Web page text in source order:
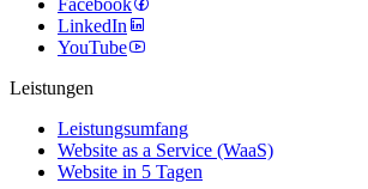
Facebook
LinkedIn
YouTube
Leistungen
Leistungsumfang
Website as a Service (WaaS)
Website in 5 Tagen